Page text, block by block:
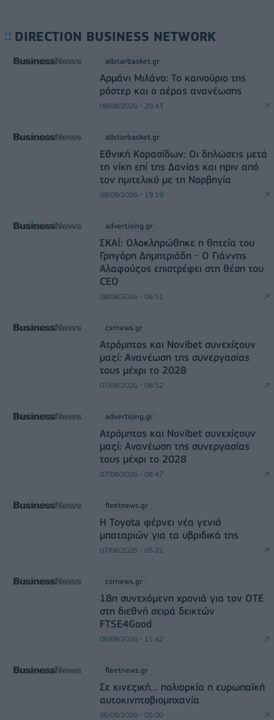
DIRECTION BUSINESS NETWORK
allstarbasket.gr
Αρμάνι Μιλάνο: Το καινούριο της
ρόστερ και ο αέρας ανανέωσης
08/08/2026 - 20:43
allstarbasket.gr
Εθνική Κορασίδων: Οι δηλώσεις μετά
τη νίκη επί της Δανίας και πριν από
τον ημιτελικό με τη Νορβηγία
08/08/2026 - 19:19
advertising.gr
ΣΚΑΪ: Ολοκληρώθηκε η θητεία του
Γρηγόρη Δημητριάδη - Ο Γιάννης
Αλαφούζος επιστρέφει στη θέση του
CEO
08/08/2026 - 06:51
csrnews.gr
Ατρόμητος και Novibet συνεχίζουν
μαζί: Ανανέωση της συνεργασίας
τους μέχρι το 2028
07/08/2026 - 08:52
advertising.gr
Ατρόμητος και Novibet συνεχίζουν
μαζί: Ανανέωση της συνεργασίας
τους μέχρι το 2028
07/08/2026 - 08:47
fleetnews.gr
Η Toyota φέρνει νέα γενιά
μπαταριών για τα υβριδικά της
07/08/2026 - 05:22
csrnews.gr
18η συνεχόμενη χρονιά για τον ΟΤΕ
στη διεθνή σειρά δεικτών
FTSE4Good
06/08/2026 - 11:42
fleetnews.gr
Σε κινεζική… πολιορκία η ευρωπαϊκή
αυτοκινητοβιομηχανία
06/08/2026 - 05:00